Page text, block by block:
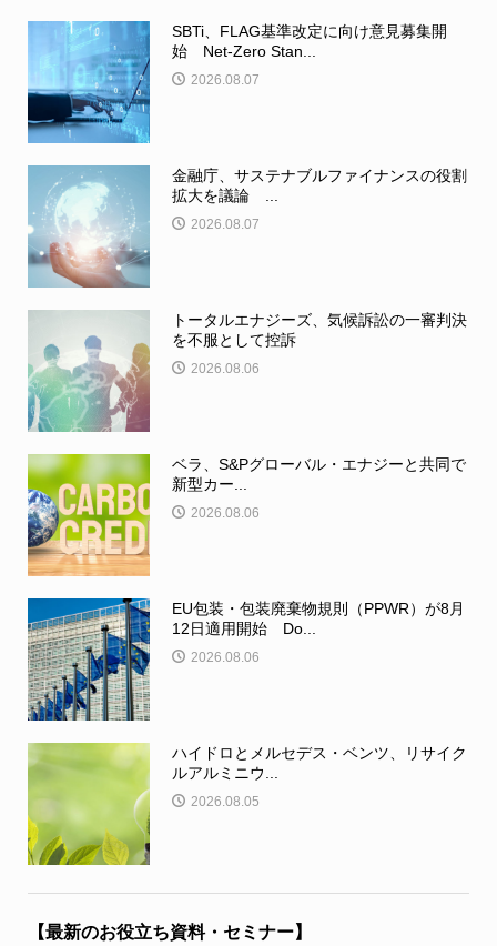
SBTi、FLAG基準改定に向け意見募集開
始 Net-Zero Stan...
2026.08.07
金融庁、サステナブルファイナンスの役割
拡大を議論 ...
2026.08.07
トータルエナジーズ、気候訴訟の一審判決
を不服として控訴
2026.08.06
ベラ、S&Pグローバル・エナジーと共同で
新型カー...
2026.08.06
EU包装・包装廃棄物規則（PPWR）が8月
12日適用開始 Do...
2026.08.06
ハイドロとメルセデス・ベンツ、リサイク
ルアルミニウ...
2026.08.05
【最新のお役立ち資料・セミナー】